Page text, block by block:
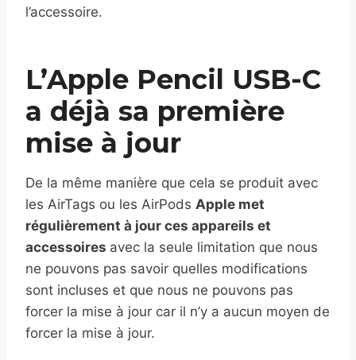
l’accessoire.
L’Apple Pencil USB-C
a déjà sa première
mise à jour
De la même manière que cela se produit avec
les AirTags ou les AirPods Apple met
régulièrement à jour ces appareils et
accessoires avec la seule limitation que nous
ne pouvons pas savoir quelles modifications
sont incluses et que nous ne pouvons pas
forcer la mise à jour car il n’y a aucun moyen de
forcer la mise à jour.